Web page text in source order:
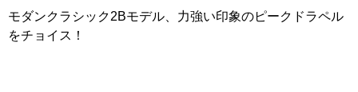
モダンクラシック2Bモデル、力強い印象のピークドラペル
をチョイス！